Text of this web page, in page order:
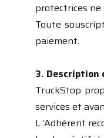
protectrices
Toute
paiement.
3. Description
TruckStop
services et
L ’Adhérent